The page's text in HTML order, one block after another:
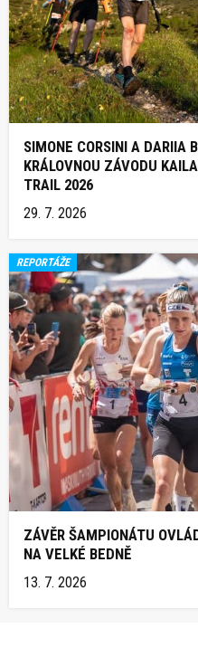
SIMONE CORSINI A DARIIA
KRÁLOVNOU ZÁVODU
TRAIL 2026
29. 7. 2026
REPORTÁŽE
ZÁVĚR ŠAMPIONÁTU
NA VELKÉ BEDNĚ
13. 7. 2026